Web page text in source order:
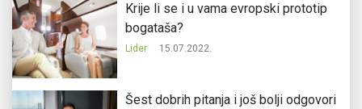
Krije li se i u vama evropski prototip
bogataša?
Lider 15.07.2022.
Šest dobrih pitanja i još bolji odgovori